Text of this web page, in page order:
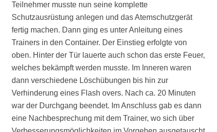
Teilnehmer musste nun seine komplette
Schutzausrüstung anlegen und das Atemschutzgerät
fertig machen. Dann ging es unter Anleitung eines
Trainers in den Container. Der Einstieg erfolgte von
oben. Hinter der Tür lauerte auch schon das erste Feuer,
welches bekämpft werden musste. Im Inneren waren
dann verschiedene Löschübungen bis hin zur
Verhinderung eines Flash overs. Nach ca. 20 Minuten
war der Durchgang beendet. Im Anschluss gab es dann
eine Nachbesprechung mit dem Trainer, wo sich über